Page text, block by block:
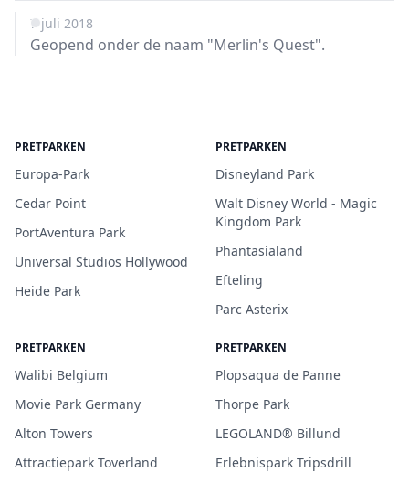
7 juli 2018
Geopend onder de naam "Merlin's Quest".
PRETPARKEN
Europa-Park
Cedar Point
PortAventura Park
Universal Studios Hollywood
Heide Park
PRETPARKEN
Disneyland Park
Walt Disney World - Magic
Kingdom Park
Phantasialand
Efteling
Parc Asterix
PRETPARKEN
Walibi Belgium
Movie Park Germany
Alton Towers
Attractiepark Toverland
PRETPARKEN
Plopsaqua de Panne
Thorpe Park
LEGOLAND® Billund
Erlebnispark Tripsdrill